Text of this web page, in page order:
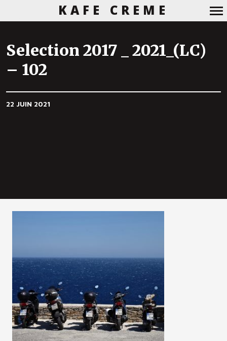
principale
KAFE CREME
Selection 2017 _ 2021_(LC)
– 102
22 JUIN 2021